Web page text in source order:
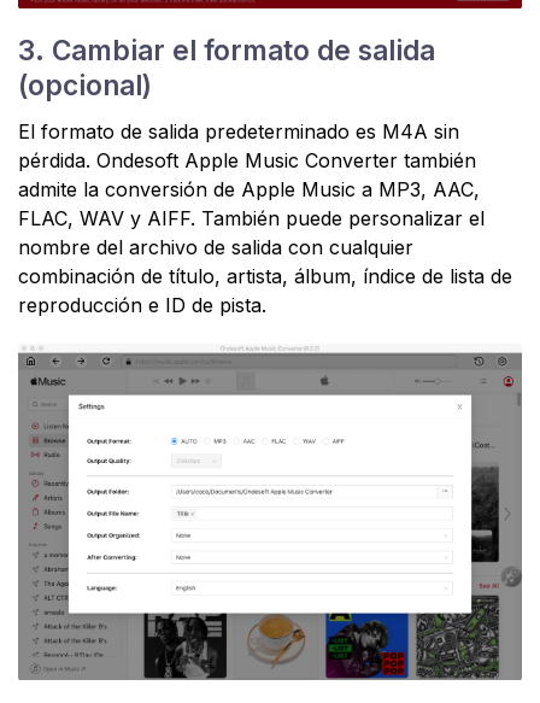
3. Cambiar el formato de salida
(opcional)
El formato de salida predeterminado es M4A sin
pérdida. Ondesoft Apple Music Converter también
admite la conversión de Apple Music a MP3, AAC,
FLAC, WAV y AIFF. También puede personalizar el
nombre del archivo de salida con cualquier
combinación de título, artista, álbum, índice de lista de
reproducción e ID de pista.